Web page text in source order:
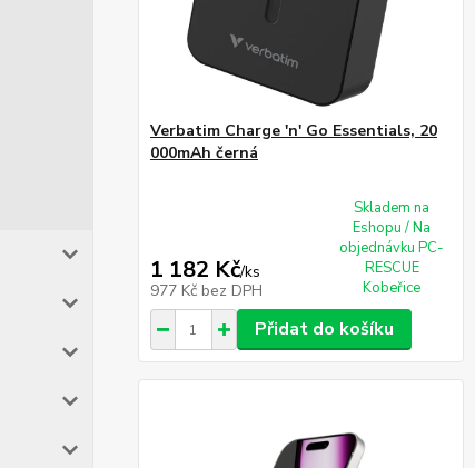
Verbatim Charge 'n' Go Essentials, 20
000mAh černá
1 182 Kč/ks
977 Kč bez DPH
Skladem na
Eshopu / Na
objednávku PC-
RESCUE
Kobeřice
Přidat do košíku